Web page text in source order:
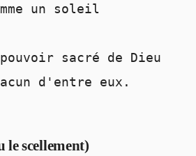
un soleil
sacré de Dieu
d'entre eux.
le scellement)